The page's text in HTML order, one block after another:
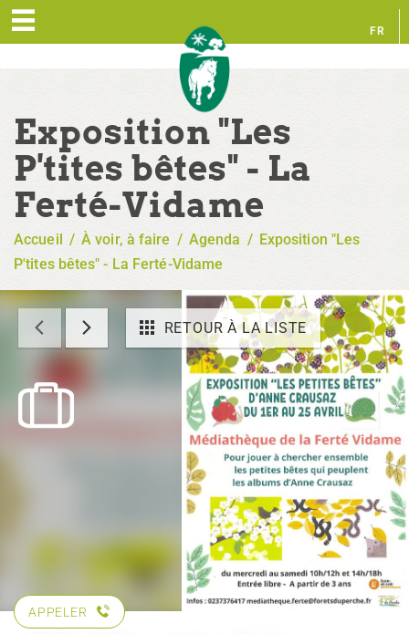
FR
Exposition "Les
P'tites bêtes" - La
Ferté-Vidame
Accueil / À voir, à faire / Agenda / Exposition "Les
P'tites bêtes" - La Ferté-Vidame
RETOUR À LA LISTE
APPELER